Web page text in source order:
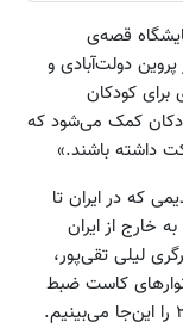
قصه‌ی
دولت‌آبادی و
کودکان
کمک می‌شود که
داشته باشند.»
که در ایران تا
خارج از ایران
لیلی تقی‌پور،
کاست ضبط